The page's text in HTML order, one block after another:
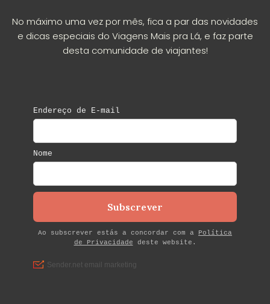
No máximo uma vez por mês, fica a par das novidades
e dicas especiais do Viagens Mais pra Lá, e faz parte
desta comunidade de viajantes!